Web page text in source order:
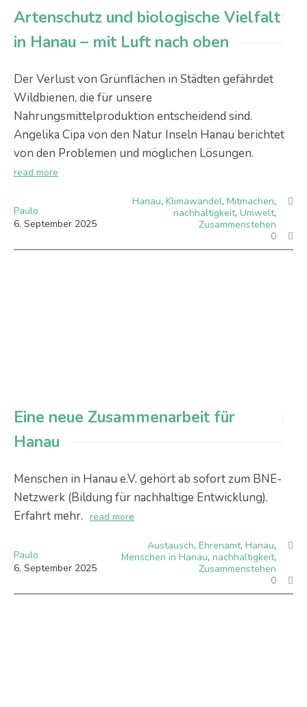
Artenschutz und biologische Vielfalt
in Hanau – mit Luft nach oben
Der Verlust von Grünflächen in Städten gefährdet
Wildbienen, die für unsere
Nahrungsmittelproduktion entscheidend sind.
Angelika Cipa von den Natur Inseln Hanau berichtet
von den Problemen und möglichen Lösungen.
read more
Paulo
6. September 2025
Hanau, Klimawandel, Mitmachen,
nachhaltigkeit, Umwelt,
Zusammenstehen
0
Eine neue Zusammenarbeit für
Hanau
Menschen in Hanau e.V. gehört ab sofort zum BNE-
Netzwerk (Bildung für nachhaltige Entwicklung).
Erfahrt mehr. read more
Paulo
6. September 2025
Austausch, Ehrenamt, Hanau,
Menschen in Hanau, nachhaltigkeit,
Zusammenstehen
0